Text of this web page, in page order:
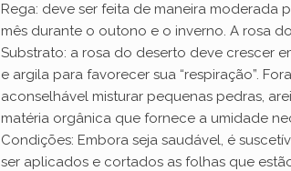
Rega: deve ser feita de maneira moderada
mês durante o outono e o inverno. A rosa
Substrato: a rosa do deserto deve crescer
e argila para favorecer sua “respiração”.
aconselhável misturar pequenas pedras,
matéria orgânica que fornece a umidade
Condições: Embora seja saudável, é
ser aplicados e cortados as folhas que